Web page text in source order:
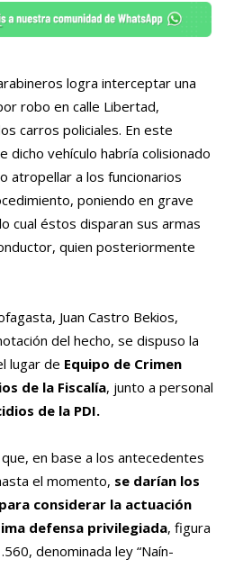
logra interceptar una
robo en calle Libertad,
carros policiales. En este
dicho vehículo habría colisionado
atropellar a los funcionarios
poniendo en grave
cual éstos disparan sus armas
quien posteriormente
Juan Castro Bekios,
del hecho, se dispuso la
lugar de Equipo de Crimen
de la Fiscalía, junto a personal
de la PDI.
en base a los antecedentes
el momento, se darían los
considerar la actuación
defensa privilegiada, figura
denominada ley “Naín-